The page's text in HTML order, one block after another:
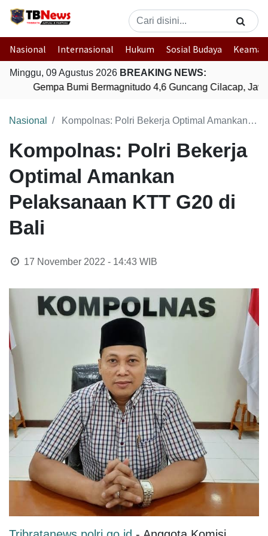
Nasional Internasional Hukum Sosial Budaya
Minggu, 09 Agustus 2026 BREAKING NEWS:
Gempa Bumi Bermagnitudo 4,6 Guncang Cilacap, Jawa
Nasional Kompolnas: Polri Bekerja Optimal Amankan Pelaksanaan KTT G20 di Bali
Kompolnas: Polri Bekerja
Optimal Amankan
Pelaksanaan KTT G20 di
Bali
17 November 2022 - 14:43WIB